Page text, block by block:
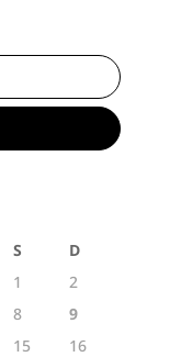
S
D
1
2
8
9
15
16